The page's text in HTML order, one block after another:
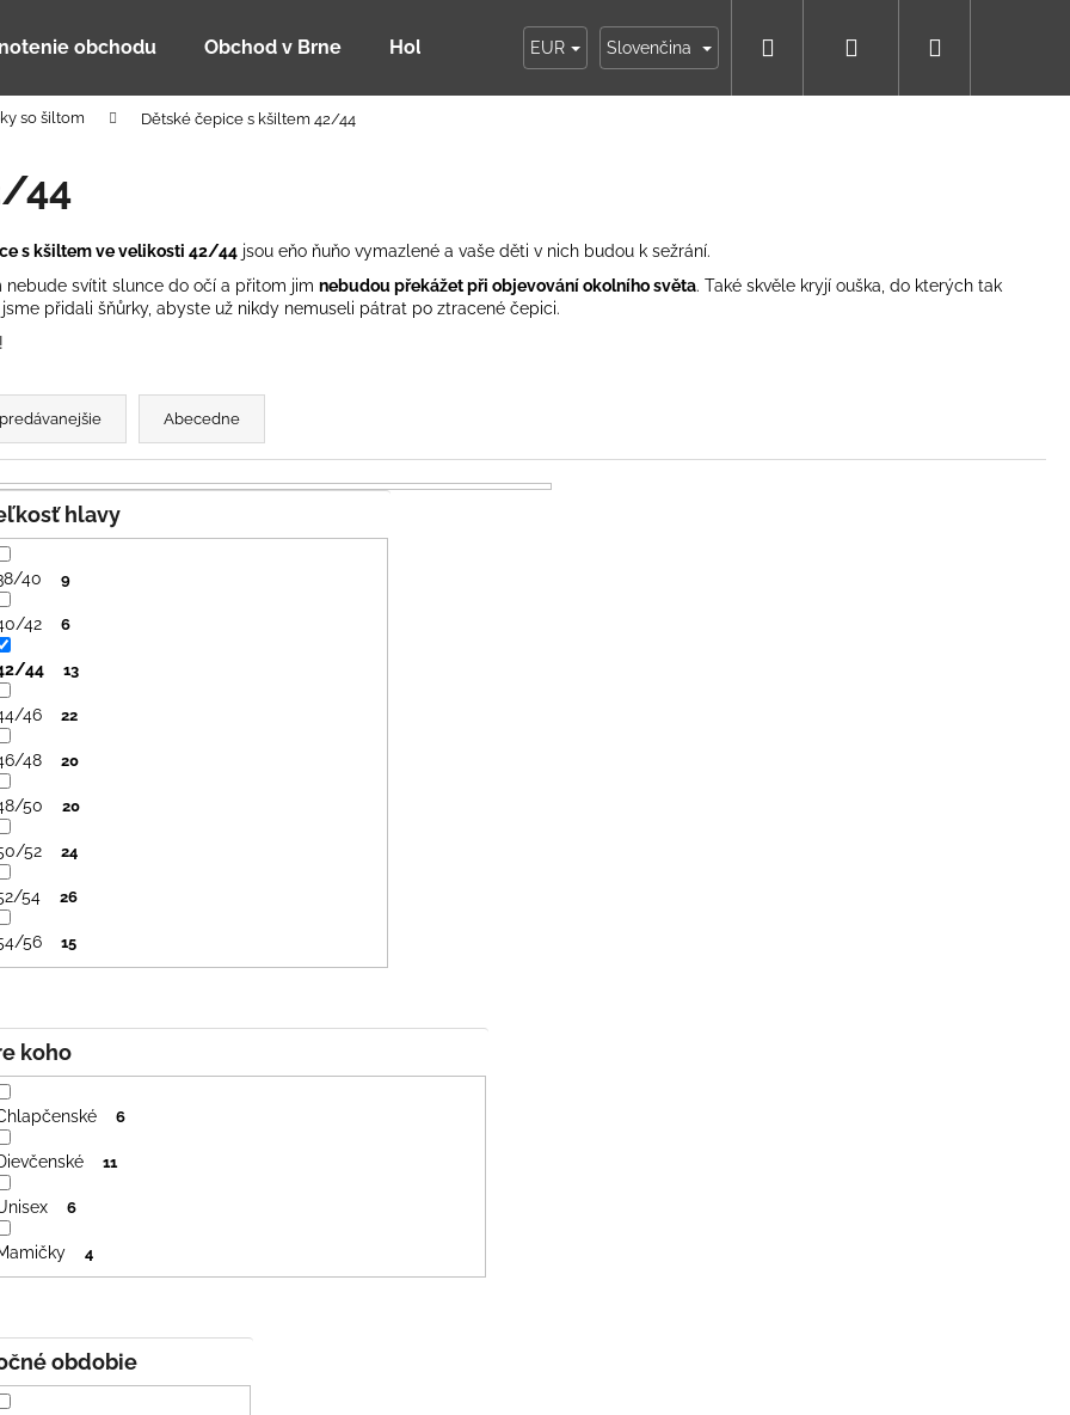
obchodu Obchod v Brne Holky Dupeťačky Moja objednávka
EUR Slovenčina Prihlásenie
so šiltom Dětské čepice s kšiltem 42/44
44
s kšiltem ve velikosti 42/44 jsou eňo ňuňo vymazlené a vaše děti v nich budou k sežrání.
svítit slunce do očí a přitom jim nebudou překážet při objevování okolního světa. Také skvěle kryjí ouška, do kterých tak
přidali šňůrky, abyste už nikdy nemuseli pátrat po ztracené čepici.
Abecedne
koho
6
11
6
4
obdobie
hlavy
40 9
42 6
44 13
46 22
48 20
50 20
52 24
54 26
56 15
Čo potrebujete nájsť?
Odporúčame
LETNÁ ČIAPKA S UV 30
MODRÁ